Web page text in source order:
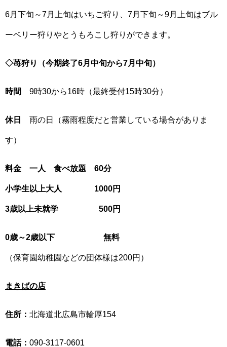
6月下旬～7月上旬はいちご狩り、7月下旬～9月上旬はブル
ーベリー狩りやとうもろこし狩りができます。
◇苺狩り（今期終了6月中旬から7月中旬）
時間 9時30から16時（最終受付15時30分）
休日 雨の日（霧雨程度だと営業している場合がありま
す）
料金 一人 食べ放題 60分
小学生以上大人 1000円
3歳以上未就学 500円
0歳～2歳以下 無料
（保育園幼稚園などの団体様は200円）
まきばの店
住所： 北海道北広島市輪厚154
電話： 090-3117-0601